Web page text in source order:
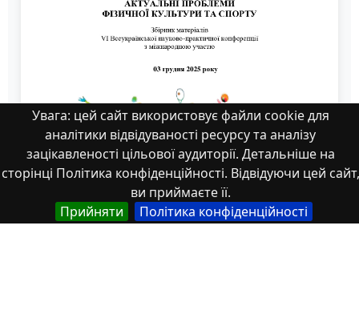
Увага: цей сайт використовує файли cookie для
аналітики відвідуваності ресурсу та аналізу
зацікавленості цільової аудиторії. Детальніше на
сторінці Політика конфіденційності. Відвідуючи цей сайт,
ви приймаєте її.
Прийняти
Політика конфіденційності